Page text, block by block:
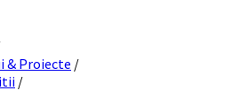
& Proiecte /
/